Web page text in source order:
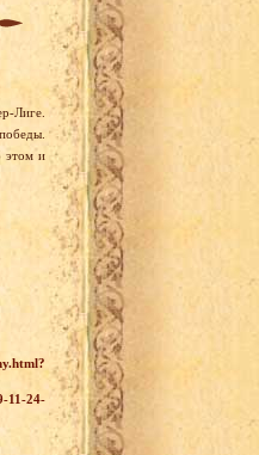
Лиге.
этом и
11-24-